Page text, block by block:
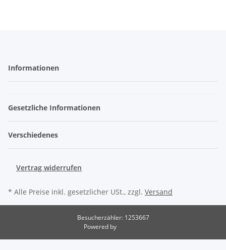
Informationen
Gesetzliche Informationen
Verschiedenes
Vertrag widerrufen
* Alle Preise inkl. gesetzlicher USt., zzgl. Versand
Besucherzähler: 1253667
Powered by